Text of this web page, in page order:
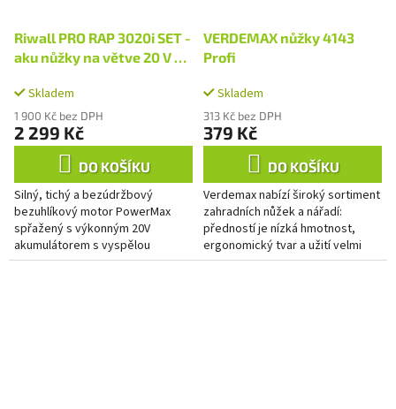
Riwall PRO RAP 3020i SET -
aku nůžky na větve 20 V s
2Ah baterie + nabíječka
Skladem
1 900 Kč bez DPH
2 299 Kč
DO KOŠÍKU
Silný, tichý a bezúdržbový
bezuhlíkový motor PowerMax
spřažený s výkonným 20V
akumulátorem s vyspělou
elektronikou a ochrannou
VERDEMAX nůžky 4143
Profi
Skladem
313 Kč bez DPH
379 Kč
DO KOŠÍKU
Verdemax nabízí široký sortiment
zahradních nůžek a nářadí:
předností je nízká hmotnost,
ergonomický tvar a užití velmi
kvalitních materiálů. Díky svému